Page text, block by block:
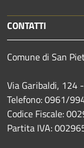
CONTATTI
Comune di San
Via Garibaldi, 124
Telefono: 0961/
Codice Fiscale:
Partita IVA: